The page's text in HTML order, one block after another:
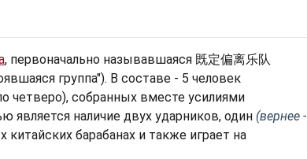
, первоначально называвшаяся 既定偏离乐队
группа"). В составе - 5 человек
четверо), собранных вместе усилиями
является наличие двух ударников, один (вернее -
барабанах и также играет на